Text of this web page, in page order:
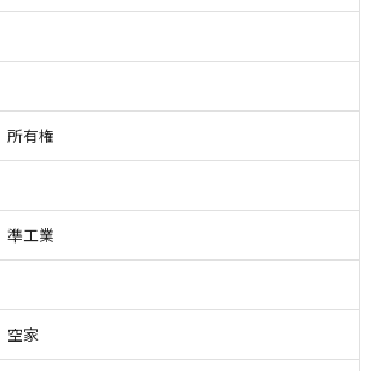
所有権
準工業
空家